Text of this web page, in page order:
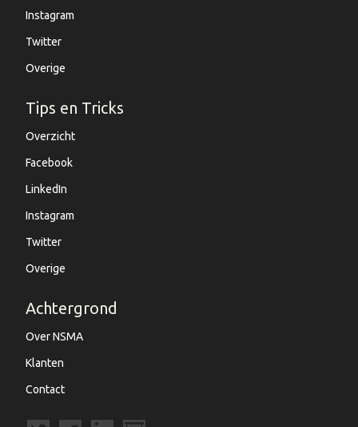
Instagram
Twitter
Overige
Tips en Tricks
Overzicht
Facebook
LinkedIn
Instagram
Twitter
Overige
Achtergrond
Over NSMA
Klanten
Contact